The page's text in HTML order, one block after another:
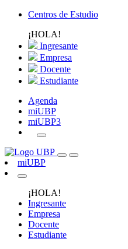
Centros de Estudio
¡HOLA!
Ingresante
Empresa
Docente
Estudiante
Agenda
miUBP
miUBP3
miUBP
¡HOLA!
Ingresante
Empresa
Docente
Estudiante